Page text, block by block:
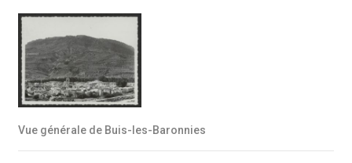
Vue générale de Buis-les-Baronnies